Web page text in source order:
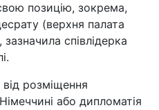
позицію, зокрема,
(верхня палата
співлідерка
від розміщення
або дипломатія